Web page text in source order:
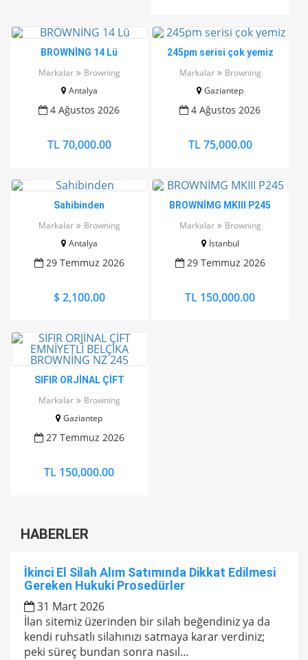
BROWNİNG 14 Lü
Markalar
Browning
Antalya
4 Ağustos 2026
TL 70,000.00
245pm serisi çok yemiz
Markalar
Browning
Gaziantep
4 Ağustos 2026
TL 75,000.00
Sahibinden
Markalar
Browning
Antalya
29 Temmuz 2026
$ 2,100.00
BROWNİMG MKIII P245
Markalar
Browning
İstanbul
29 Temmuz 2026
TL 150,000.00
SIFIR ORJİNAL ÇİFT
BROWNİNG NZ 245
Markalar
Browning
Gaziantep
27 Temmuz 2026
TL 150,000.00
HABERLER
İkinci El Silah Alım Satımında Dikkat Edilmesi
Gereken Hukuki Prosedürler
31 Mart 2026
İlan sitemiz üzerinden bir silah beğendiniz ya da
kendi ruhsatlı silahınızı satmaya karar verdiniz;
peki süreç bundan sonra nasıl...